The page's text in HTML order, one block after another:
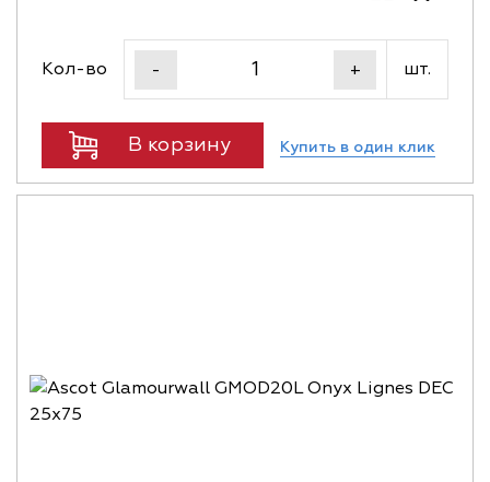
Кол-во - + шт.
В корзину Купить в один клик